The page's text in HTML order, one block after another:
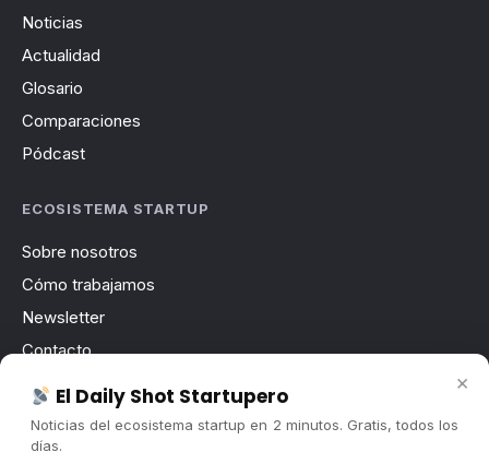
Noticias
Actualidad
Glosario
Comparaciones
Pódcast
ECOSISTEMA STARTUP
Sobre nosotros
Cómo trabajamos
Newsletter
Contacto
Publicidad
Convocatorias
×
El Daily Shot Startupero
Noticias del ecosistema startup en 2 minutos. Gratis, todos los
días.